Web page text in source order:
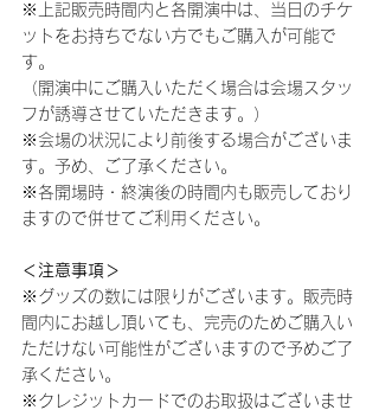
※上記販売時間内と各開演中は、当日のチケ
ットをお持ちでない方でもご購入が可能で
す。
（開演中にご購入いただく場合は会場スタッ
フが誘導させていただきます。）
※会場の状況により前後する場合がございま
す。予め、ご了承ください。
※各開場時・終演後の時間内も販売しており
ますので併せてご利用ください。
＜注意事項＞
※グッズの数には限りがございます。販売時
間内にお越し頂いても、完売のためご購入い
ただけない可能性がございますので予めご了
承ください。
※クレジットカードでのお取扱はございませ